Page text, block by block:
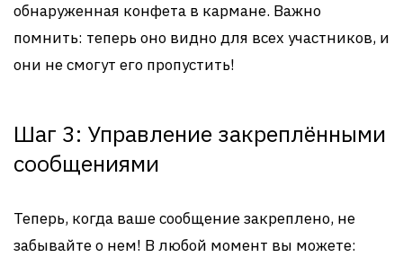
обнаруженная конфета в кармане. Важно
помнить: теперь оно видно для всех участников, и
они не смогут его пропустить!
Шаг 3: Управление закреплёнными
сообщениями
Теперь, когда ваше сообщение закреплено, не
забывайте о нем! В любой момент вы можете: